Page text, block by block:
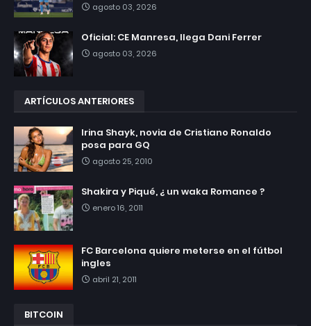
agosto 03, 2026
Oficial: CE Manresa, llega Dani Ferrer
agosto 03, 2026
ARTÍCULOS ANTERIORES
Irina Shayk, novia de Cristiano Ronaldo
posa para GQ
agosto 25, 2010
Shakira y Piqué, ¿ un waka Romance ?
enero 16, 2011
FC Barcelona quiere meterse en el fútbol
ingles
abril 21, 2011
BITCOIN